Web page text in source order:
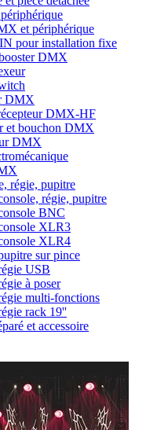
et périphérique
pour installation fixe
DMX
DMX
DMX-HF
et bouchon DMX
DMX
régie, pupitre
régie, pupitre
BNC
XLR3
XLR4
sur pince
USB
à poser
multi-fonctions
rack 19''
et accessoire